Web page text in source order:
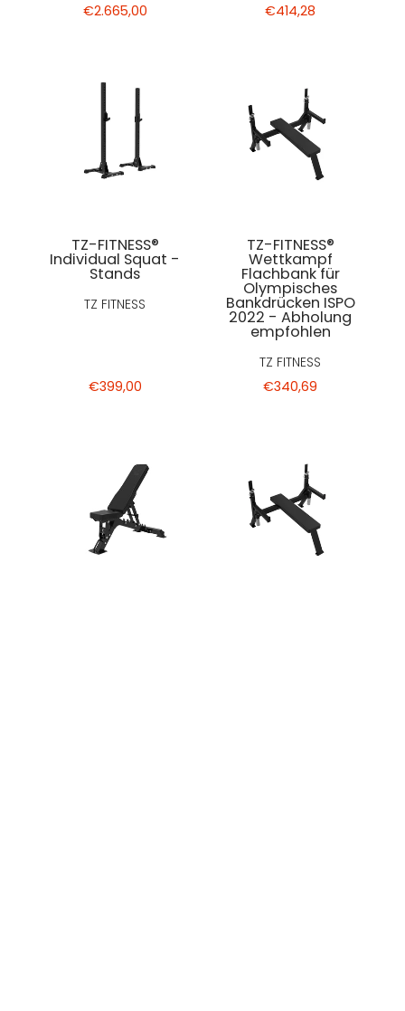
€2.665,00
€414,28
TZ-FITNESS®
Individual Squat -
Stands
TZ FITNESS
€399,00
TZ-FITNESS®
Wettkampf
Flachbank für
Olympisches
Bankdrücken ISPO
2022 - Abholung
empfohlen
TZ FITNESS
€340,69